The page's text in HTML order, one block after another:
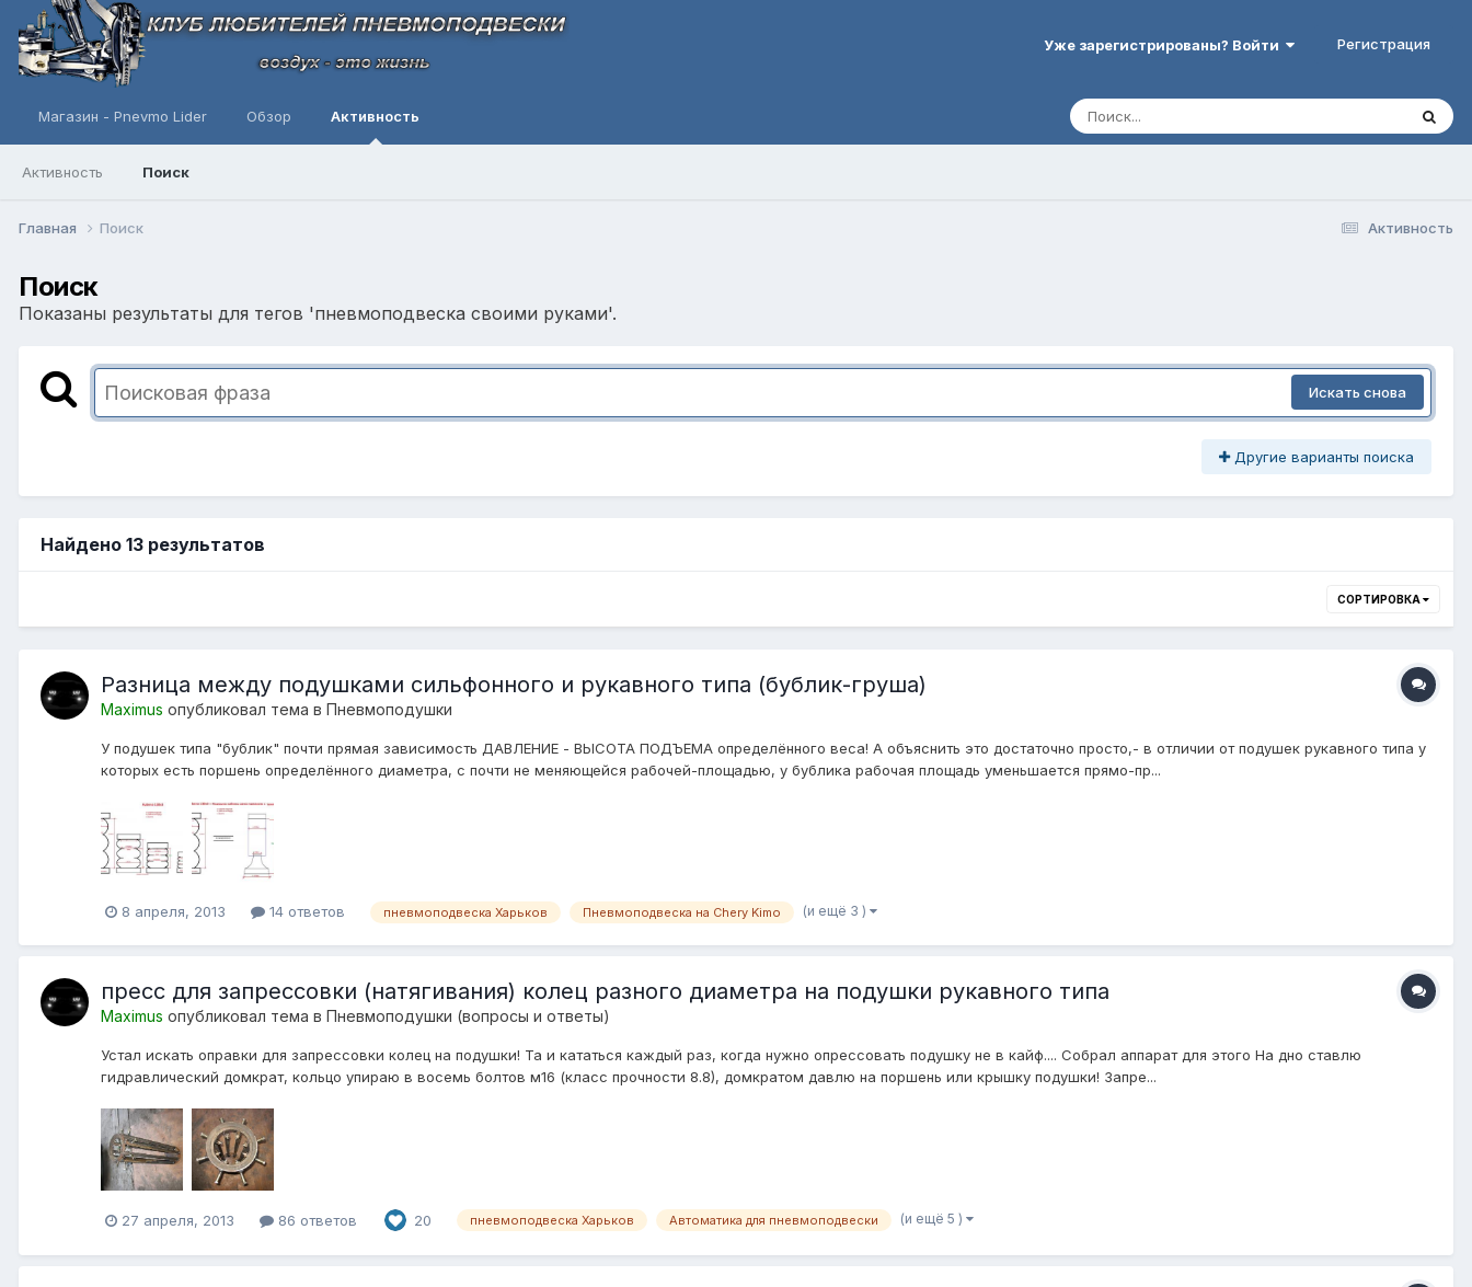
Уже зарегистрированы? Войти Регистрация
Магазин - Pnevmo Lider Обзор Активность
Активность Поиск
Активность
Главная Поиск
Поиск
Показаны результаты для тегов 'пневмоподвеска своими руками'.
Искать снова
Другие варианты поиска
Найдено 13 результатов
СОРТИРОВКА
Разница между подушками сильфонного и рукавного типа (бублик-груша)
Maximus опубликовал тема в Пневмоподушки
У подушек типа "бублик" почти прямая зависимость ДАВЛЕНИЕ - ВЫСОТА ПОДЪЕМА определённого веса! А объяснить это достаточно просто,- в отличии от подушек рукавного типа у
которых есть поршень определённого диаметра, с почти не меняющейся рабочей-площадью, у бублика рабочая площадь уменьшается прямо-пр...
8 апреля, 2013 14 ответов пневмоподвеска Харьков Пневмоподвеска на Chery Kimo (и ещё 3 )
пресс для запрессовки (натягивания) колец разного диаметра на подушки рукавного типа
Maximus опубликовал тема в Пневмоподушки (вопросы и ответы)
Устал искать оправки для запрессовки колец на подушки! Та и кататься каждый раз, когда нужно опрессовать подушку не в кайф.... Собрал аппарат для этого На дно ставлю
гидравлический домкрат, кольцо упираю в восемь болтов м16 (класс прочности 8.8), домкратом давлю на поршень или крышку подушки! Запре...
27 апреля, 2013 86 ответов 20 пневмоподвеска Харьков Автоматика для пневмоподвески (и ещё 5 )